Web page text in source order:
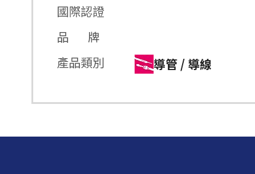
國際認證
品 牌
產品類別
導管 / 導線